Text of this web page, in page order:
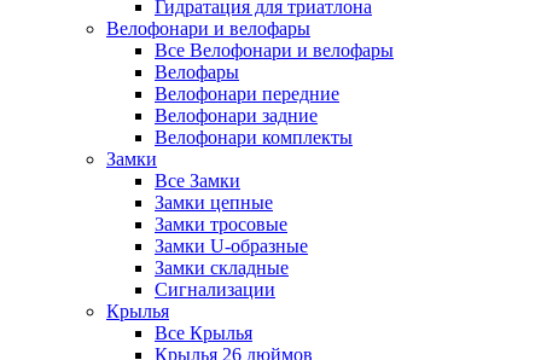
Гидратация для триатлона
Велофонари и велофары
Все Велофонари и велофары
Велофары
Велофонари передние
Велофонари задние
Велофонари комплекты
Замки
Все Замки
Замки цепные
Замки тросовые
Замки U-образные
Замки складные
Сигнализации
Крылья
Все Крылья
Крылья 26 дюймов